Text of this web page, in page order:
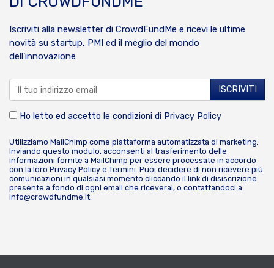
Iscriviti alla newsletter di CrowdFundMe e ricevi le ultime
novità su startup, PMI ed il meglio del mondo
dell’innovazione
Ho letto ed accetto le condizioni di Privacy Policy
Utilizziamo MailChimp come piattaforma automatizzata di marketing.
Inviando questo modulo, acconsenti al trasferimento delle
informazioni fornite a MailChimp per essere processate in accordo
con la loro Privacy Policy e Termini. Puoi decidere di non ricevere più
comunicazioni in qualsiasi momento cliccando il link di disiscrizione
presente a fondo di ogni email che riceverai, o contattandoci a
info@crowdfundme.it.